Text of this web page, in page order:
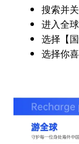
搜索并
进入全
选择【
选择你